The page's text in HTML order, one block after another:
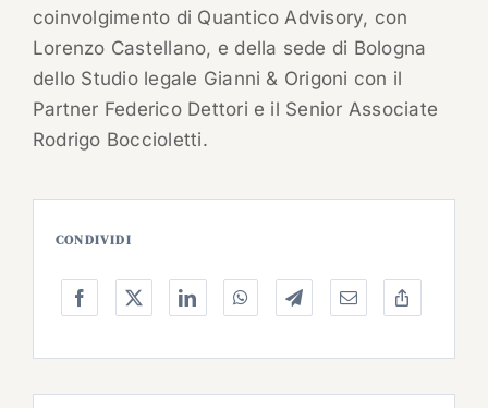
coinvolgimento di Quantico Advisory, con
Lorenzo Castellano, e della sede di Bologna
dello Studio legale Gianni & Origoni con il
Partner Federico Dettori e il Senior Associate
Rodrigo Boccioletti.
CONDIVIDI